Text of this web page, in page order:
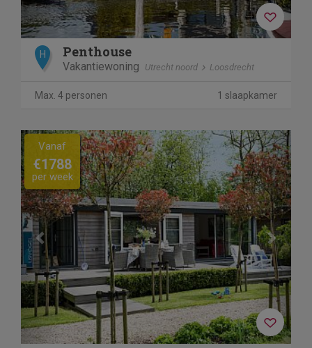
H Penthouse
Vakantiewoning Utrecht noord Loosdrecht
Max. 4 personen 1 slaapkamer
Previous Next
Vanaf
€1788
per week